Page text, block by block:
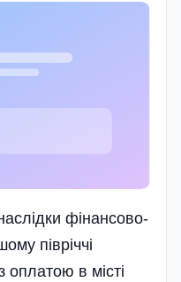
фінансово-
півріччі
оплатою в місті